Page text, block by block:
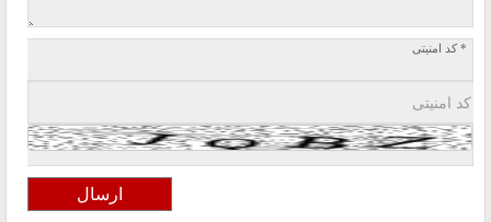
* کد امنیتی